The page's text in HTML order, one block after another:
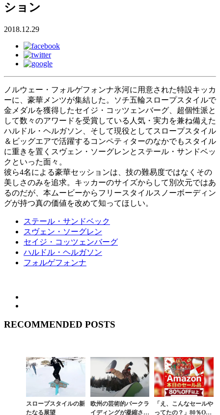
ション
2018.12.29
ノルウェー・フォルゲフォンナ氷河に用意された特設キッカ
ーに、豪華メンツが集結した。ソチ五輪スロープスタイルで
金メダルを獲得したセイジ・コッツェンバーグ、超個性派と
して数々のアワードを受賞している人気・実力を兼ね備えた
ハルドル・ヘルガソン、そして現役としてスロープスタイル
＆ビッグエアで活躍するコンペティターのなかでもスタイル
に重きを置くスヴェン・ソーグレンとステール・サンドベッ
クといった面々。
彼ら4名による豪華セッションは、技の難易度ではなくその
美しさのみを追求。キッカーのサイズからして別次元ではあ
るのだが、本ムービーからフリースタイルスノーボーディン
グが持つ真の価値を改めて知ってほしい。
ステール・サンドベック
スヴェン・ソーグレン
セイジ・コッツェンバーグ
ハルドル・ヘルガソン
フォルゲフォンナ
RECOMMENDED POSTS
スロープスタイルの新
たなる展望
欧州の芸術的パークラ
イディングが凝縮され
「え、こんなセールや
ってたの？」80％OFF